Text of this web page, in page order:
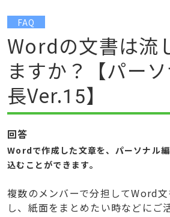
FAQ
Wordの文書は流
ますか？【パー
長Ver.15】
回答
Wordで作成した文章を、パーソナル
込むことができます。
複数のメンバーで分担してWord
し、紙面をまとめたい時などにご